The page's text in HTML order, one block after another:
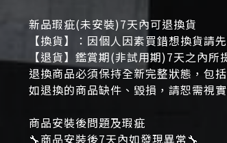
新品瑕疵(未安裝)7天內可退換貨
【換貨】：因個人因素買錯想換貨請
【退貨】鑑賞期(非試用期)7天之內
退換商品必須保持全新完整狀態，包
如退換的商品缺件、毀損，請恕需視
商品安裝後問題及瑕疵
🔧商品安裝後7天內如發現異常🔧